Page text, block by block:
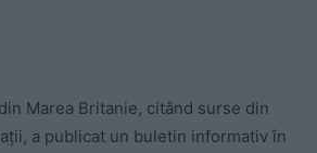
Marea Britanie, citând surse din
a publicat un buletin informativ în